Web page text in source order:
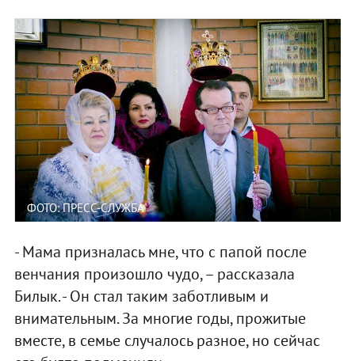
ФОТО: ПРЕСС-СЛУЖБА
- Мама призналась мне, что с папой после
венчания произошло чудо, – рассказала
Билык. - Он стал таким заботливым и
внимательным. За многие годы, прожитые
вместе, в семье случалось разное, но сейчас